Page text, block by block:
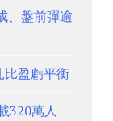
、盤前彈逾
比盈虧平衡
320萬人